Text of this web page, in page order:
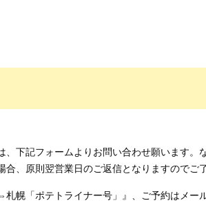
下記フォームよりお問い合わせ願います。
、原則翌営業日のご返信となりますのでご
幌「ポテトライナー号」』、ご予約はメー